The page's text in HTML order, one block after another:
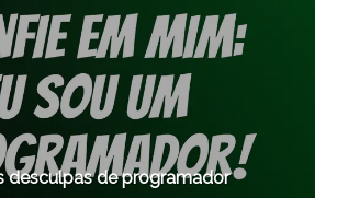
desculpas de programador